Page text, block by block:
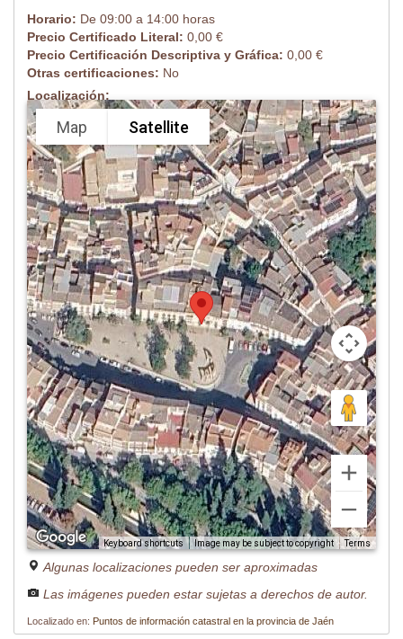
Horario: De 09:00 a 14:00 horas
Precio Certificado Literal: 0,00 €
Precio Certificación Descriptiva y Gráfica: 0,00 €
Otras certificaciones: No
Localización:
Map Satellite
Keyboard shortcuts Image may be subject to copyright Terms
Algunas localizaciones pueden ser aproximadas
Las imágenes pueden estar sujetas a derechos de autor.
Localizado en: Puntos de información catastral en la provincia de Jaén